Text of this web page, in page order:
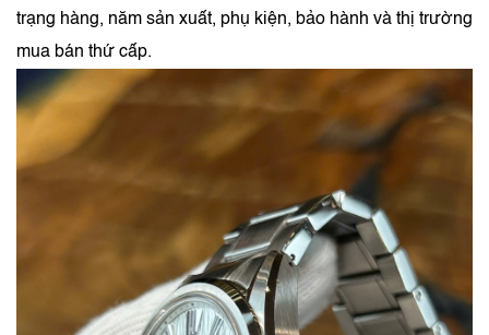
trạng hàng, năm sản xuất, phụ kiện, bảo hành và thị trường
mua bán thứ cấp.